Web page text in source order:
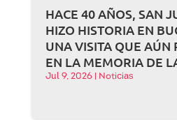
HACE 40 AÑOS, SAN
HIZO HISTORIA EN
UNA VISITA QUE AÚN
EN LA MEMORIA DE
Jul 9, 2026 Noticias